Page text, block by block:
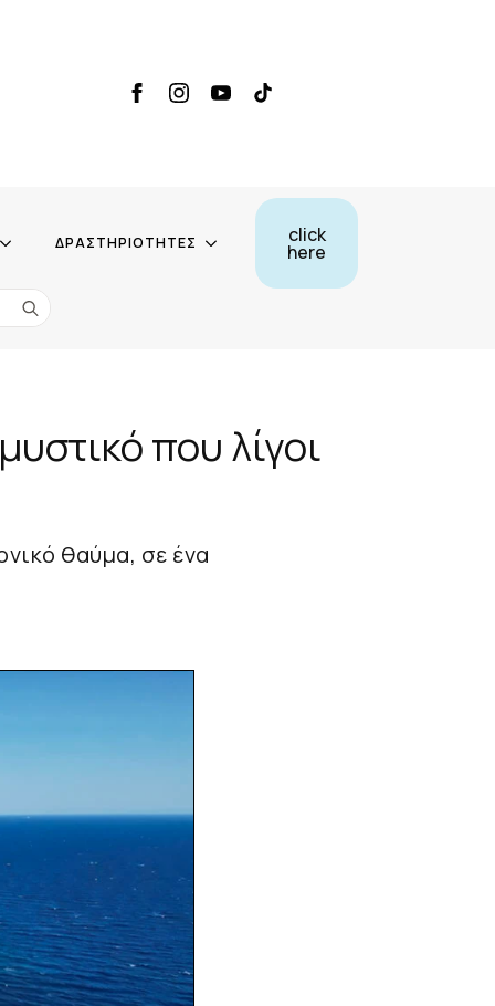
ΔΡΑΣΤΗΡΙΟΤΗΤΕΣ click
here
που λίγοι
θαύμα, σε ένα